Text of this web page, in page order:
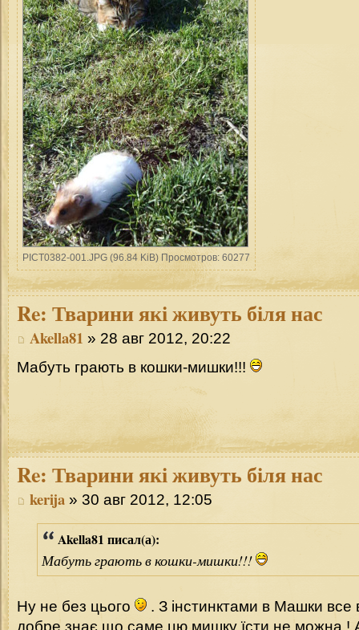
PICT0382-001.JPG (96.84 KiB) Просмотров: 60277
Re: Тварини які живуть біля нас
Akella81 » 28 авг 2012, 20:22
Мабуть грають в кошки-мишки!!!
Re: Тварини які живуть біля нас
kerija » 30 авг 2012, 12:05
Akella81 писал(а):
Мабуть грають в кошки-мишки!!!
Ну не без цього
. З інстинктами в Машки все
добре знає що саме цю мишку їсти не можна !